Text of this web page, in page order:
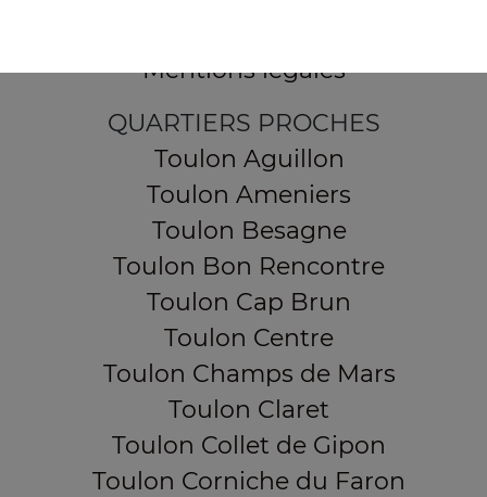
Mentions légales
QUARTIERS PROCHES
Toulon Aguillon
Toulon Ameniers
Toulon Besagne
Toulon Bon Rencontre
Toulon Cap Brun
Toulon Centre
Toulon Champs de Mars
Toulon Claret
Toulon Collet de Gipon
Toulon Corniche du Faron